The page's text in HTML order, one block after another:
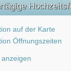
auf der Karte
Öffnungszeiten
anzeigen